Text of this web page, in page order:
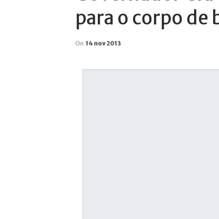
para o corpo de
On 14 nov 2013